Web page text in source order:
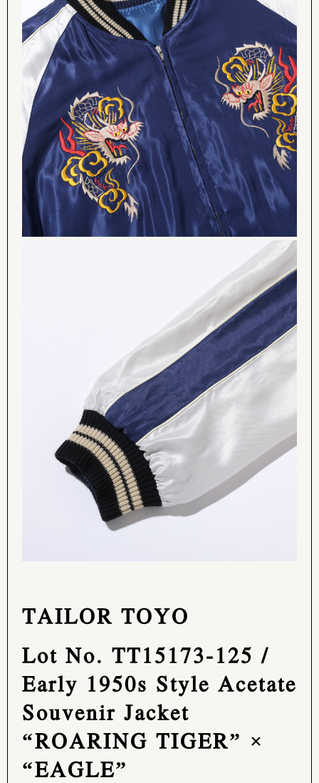
TAILOR TOYO
Lot No. TT15173-125 /
Early 1950s Style Acetate
Souvenir Jacket
“ROARING TIGER” ×
“EAGLE”